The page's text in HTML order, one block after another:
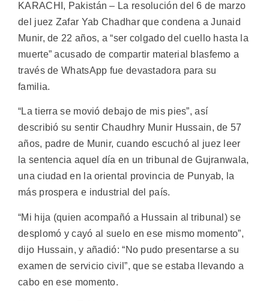
KARACHI, Pakistán – La resolución del 6 de marzo
del juez Zafar Yab Chadhar que condena a Junaid
Munir, de 22 años, a “ser colgado del cuello hasta la
muerte” acusado de compartir material blasfemo a
través de WhatsApp fue devastadora para su
familia.
“La tierra se movió debajo de mis pies”, así
describió su sentir Chaudhry Munir Hussain, de 57
años, padre de Munir, cuando escuchó al juez leer
la sentencia aquel día en un tribunal de Gujranwala,
una ciudad en la oriental provincia de Punyab, la
más prospera e industrial del país.
“Mi hija (quien acompañó a Hussain al tribunal) se
desplomó y cayó al suelo en ese mismo momento”,
dijo Hussain, y añadió: “No pudo presentarse a su
examen de servicio civil”, que se estaba llevando a
cabo en ese momento.